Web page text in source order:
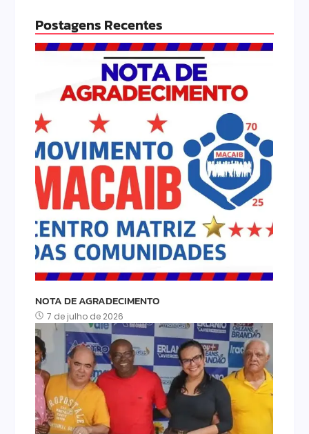
Postagens Recentes
NOTA DE AGRADECIMENTO
7 de julho de 2026